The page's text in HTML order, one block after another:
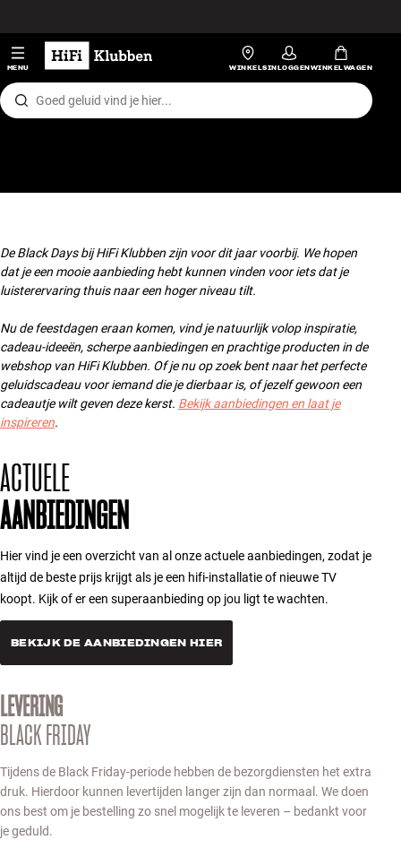
MENU WINKELSINLOGGENWINKELWAGEN
Hi-fi
Luidsprekers
Koptelefoons
Tv
Systeem
Kabels
INSPIRATIE
MERKEN
NIEUW
AANBIEDINGEN
Winkels
Klantenservice
Klantenservice
Bouw met geluid
De Black Days bij HiFi Klubben zijn voor dit jaar voorbij. We hopen
dat je een mooie aanbieding hebt kunnen vinden voor iets dat je
luisterervaring thuis naar een hoger niveau tilt.
Nu de feestdagen eraan komen, vind je natuurlijk volop inspiratie,
cadeau-ideeën, scherpe aanbiedingen en prachtige producten in de
webshop van HiFi Klubben. Of je nu op zoek bent naar het perfecte
geluidscadeau voor iemand die je dierbaar is, of jezelf gewoon een
cadeautje wilt geven deze kerst. Bekijk aanbiedingen en laat je
inspireren.
ACTUELE
AANBIEDINGEN
Hier vind je een overzicht van al onze actuele aanbiedingen, zodat je
altijd de beste prijs krijgt als je een hifi-installatie of nieuwe TV
koopt. Kijk of er een superaanbieding op jou ligt te wachten.
BEKIJK DE AANBIEDINGEN HIER
LEVERING
BLACK FRIDAY
Tijdens de Black Friday-periode hebben de bezorgdiensten het extra
druk. Hierdoor kunnen levertijden langer zijn dan normaal. We doen
ons best om je bestelling zo snel mogelijk te leveren – bedankt voor
je geduld.